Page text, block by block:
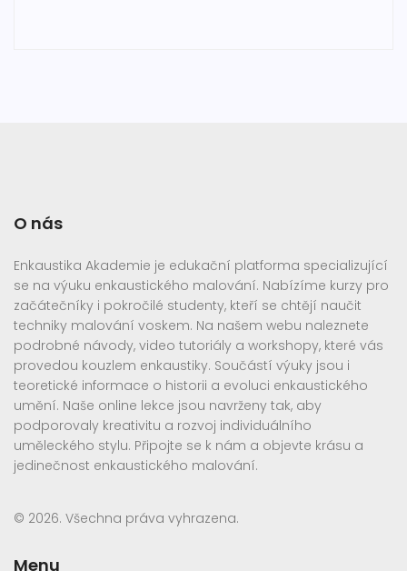
O nás
Enkaustika Akademie je edukační platforma specializující
se na výuku enkaustického malování. Nabízíme kurzy pro
začátečníky i pokročilé studenty, kteří se chtějí naučit
techniky malování voskem. Na našem webu naleznete
podrobné návody, video tutoriály a workshopy, které vás
provedou kouzlem enkaustiky. Součástí výuky jsou i
teoretické informace o historii a evoluci enkaustického
umění. Naše online lekce jsou navrženy tak, aby
podporovaly kreativitu a rozvoj individuálního
uměleckého stylu. Připojte se k nám a objevte krásu a
jedinečnost enkaustického malování.
© 2026. Všechna práva vyhrazena.
Menu